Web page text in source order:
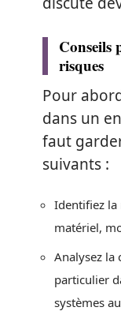
Conseils
risques
Pour
dans un
faut
suivants :
Identifiez la
matériel,
Analysez la
particulier
systèmes